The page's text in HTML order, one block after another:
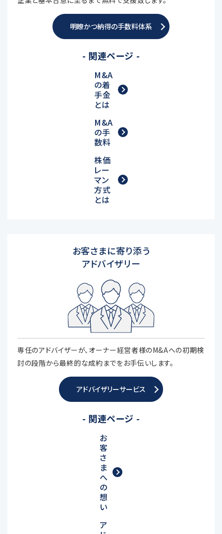
明瞭かつ納得の手数料体系
- 関連ページ -
M&A
の着
手金
とは
M&A
の手
数料
株価
レー
マン
方式
とは
お客さまに寄り添う
アドバイザリー
専任のアドバイザーが、オーナー経営者様のM&Aへの初期検
討の段階から最終的な成約までをお手伝いします。
アドバイザリーサービス
- 関連ページ -
お
客
さ
ま
へ
の
想
い
ア